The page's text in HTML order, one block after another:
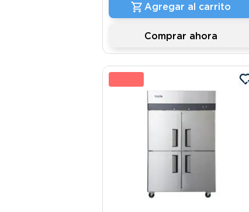
Agregar al carrito
Comprar ahora
8